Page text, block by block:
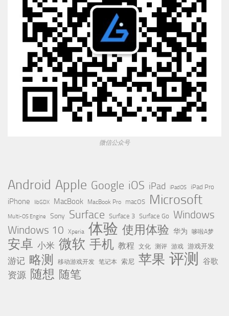
微信公众号
Android Apple Google iOS iPad iPadOS iPad Pro
iPhone libGDX MacBook MacBook Pro macOS Microsoft
Multi-OS Engine Sony Surface Surface 3 Surface Go Windows
Windows 10 Xperia 体验 使用体验 华为 哆啦A梦
安卓 小米 微软 手机 教程 文化 测评 游戏 游戏开发
游记 略测 移动游戏开发 笔记本 索尼 苹果 评测 谷歌
资源 随想 随笔